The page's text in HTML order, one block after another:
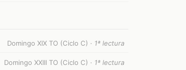
Domingo XIX TO (Ciclo C) · 1ª lectura
Domingo XXIII TO (Ciclo C) · 1ª lectura